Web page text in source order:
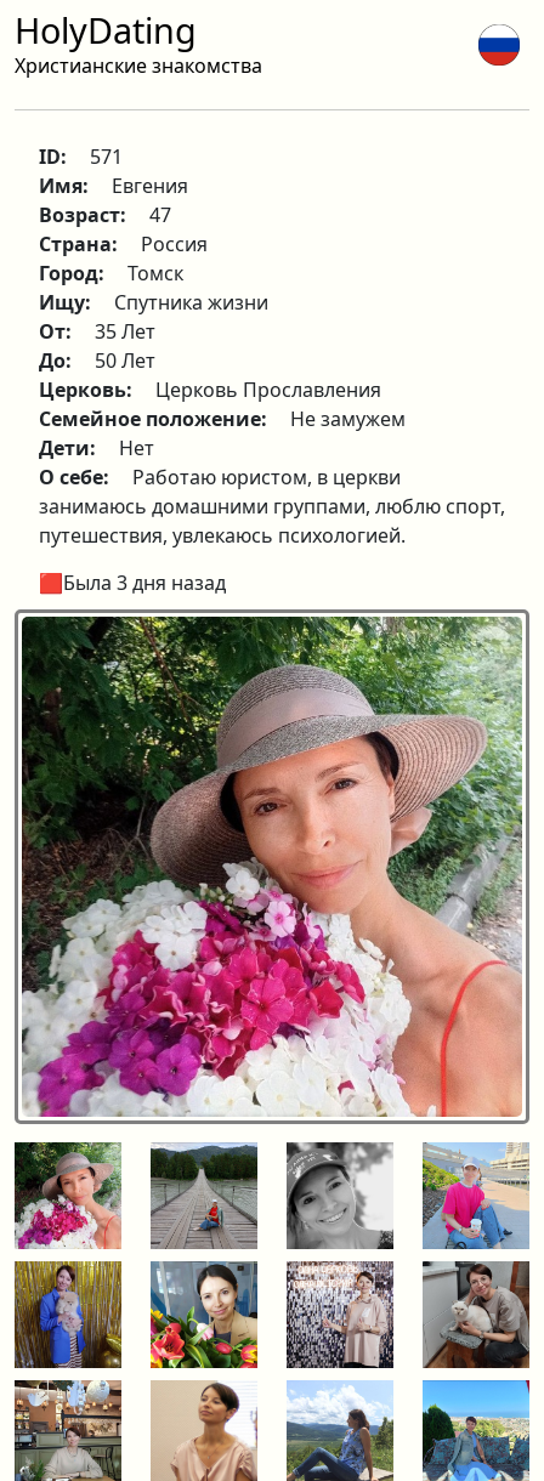
HolyDating
Христианские знакомства
ID:
571
Имя:
Евгения
Возраст:
47
Страна:
Россия
Город:
Томск
Ищу:
Спутника жизни
От:
35 Лет
До:
50 Лет
Церковь:
Церковь Прославления
Семейное положение:
Не замужем
Дети:
Нет
О себе:
Работаю юристом, в церкви
занимаюсь домашними группами, люблю спорт,
путешествия, увлекаюсь психологией.
🟥Была 3 дня назад